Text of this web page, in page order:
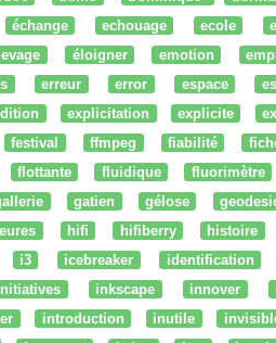
échange echouage ecole
éloigner emotion
erreur error espace
explicitation explicite
festival ffmpeg fiabilité
flottante fluidique fluorimètre
gatien gélose
hifi hifiberry histoire
i3 icebreaker identification
inkscape innover
introduction inutile